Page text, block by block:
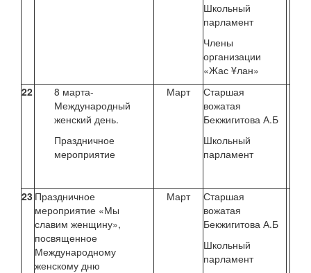
Школьный
парламент
Члены
организации
«Жас Ұлан»
22
8 марта-
Международный
женский день.
Праздничное
мероприятие
Март
Старшая
вожатая
Бекжигитова А.Б
Школьный
парламент
23 Праздничное
мероприятие «Мы
славим женщину»,
посвященное
Международному
женскому дню
Март
Старшая
вожатая
Бекжигитова А.Б
Школьный
парламент